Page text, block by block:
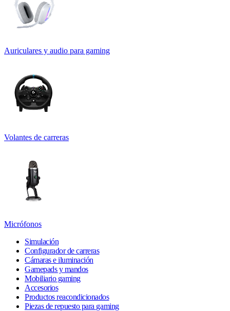
Auriculares y audio para gaming
Volantes de carreras
Micrófonos
Simulación
Configurador de carreras
Cámaras e iluminación
Gamepads y mandos
Mobiliario gaming
Accesorios
Productos reacondicionados
Piezas de repuesto para gaming